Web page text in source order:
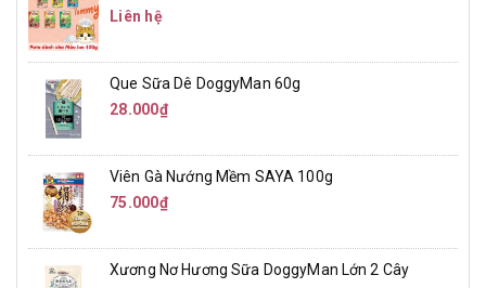
Liên hệ
Que Sữa Dê DoggyMan 60g
28.000₫
Viên Gà Nướng Mềm SAYA 100g
75.000₫
Xương Nơ Hương Sữa DoggyMan Lớn 2 Cây